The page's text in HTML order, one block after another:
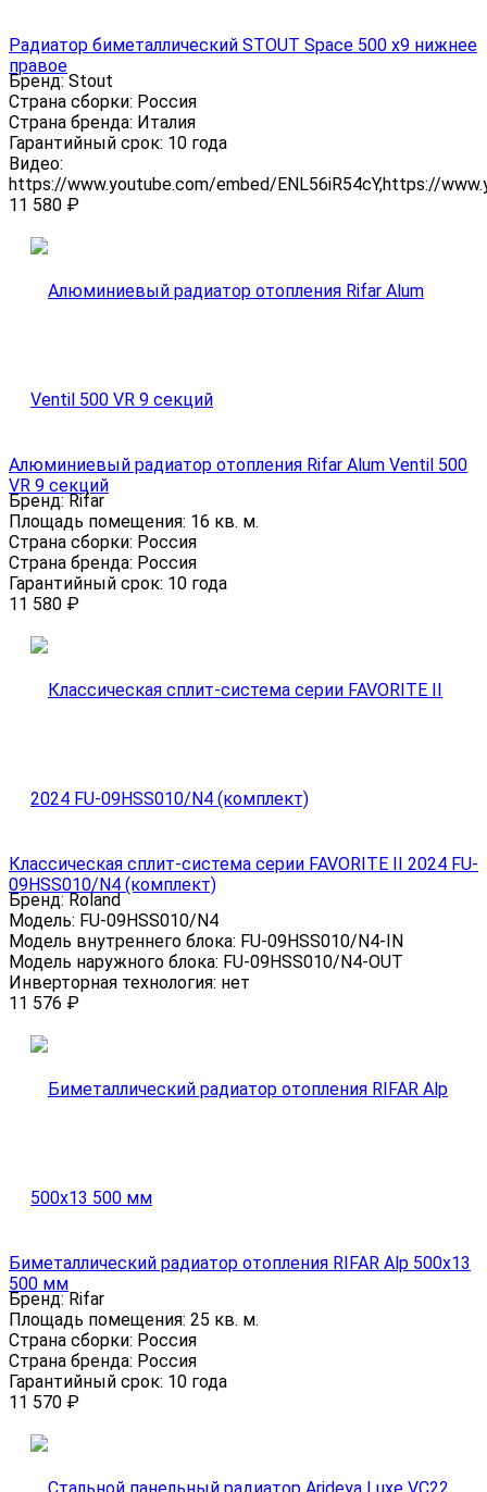
Радиатор биметаллический STOUT Space 500 x9 нижнее
правое
Бренд: Stout
Страна сборки: Россия
Страна бренда: Италия
Гарантийный срок: 10 года
Видео:
https://www.youtube.com/embed/ENL56iR54cY,https://
11 580 ₽
Алюминиевый радиатор отопления Rifar Alum Ventil 500
VR 9 секций
Бренд: Rifar
Площадь помещения: 16 кв. м.
Страна сборки: Россия
Страна бренда: Россия
Гарантийный срок: 10 года
11 580 ₽
Классическая сплит-система серии FAVORITE II 2024 FU-
09HSS010/N4 (комплект)
Бренд: Roland
Модель: FU-09HSS010/N4
Модель внутреннего блока: FU-09HSS010/N4-IN
Модель наружного блока: FU-09HSS010/N4-OUT
Инверторная технология: нет
11 576 ₽
Биметаллический радиатор отопления RIFAR Alp 500x13
500 мм
Бренд: Rifar
Площадь помещения: 25 кв. м.
Страна сборки: Россия
Страна бренда: Россия
Гарантийный срок: 10 года
11 570 ₽